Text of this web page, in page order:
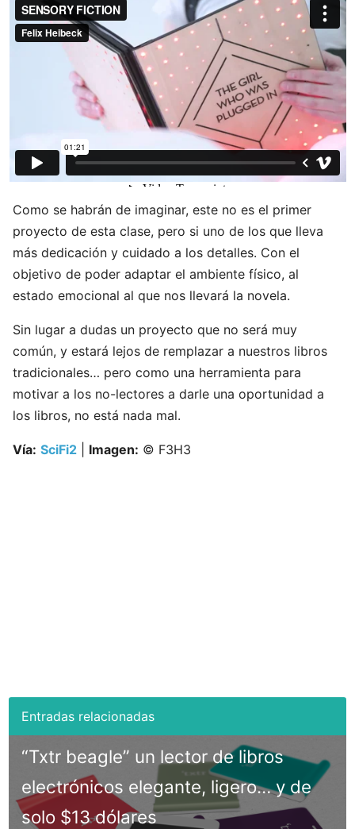
Como se habrán de imaginar, este no es el primer
proyecto de esta clase, pero si uno de los que lleva
más dedicación y cuidado a los detalles. Con el
objetivo de poder adaptar el ambiente físico, al
estado emocional al que nos llevará la novela.
Sin lugar a dudas un proyecto que no será muy
común, y estará lejos de remplazar a nuestros libros
tradicionales… pero como una herramienta para
motivar a los no-lectores a darle una oportunidad a
los libros, no está nada mal.
Vía: SciFi2 Imagen: © F3H3
“Txtr beagle” un lector de libros
electrónicos elegante, ligero… y de
solo $13 dólares